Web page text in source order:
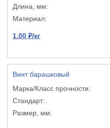
1.00 ₽/кг
Винт барашковый